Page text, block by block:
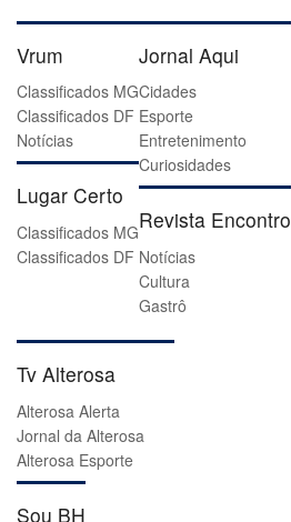
Vrum
Classificados MG
Classificados DF
Notícias
Lugar Certo
Classificados MG
Classificados DF
Jornal Aqui
Cidades
Esporte
Entretenimento
Curiosidades
Revista Encontro
Notícias
Cultura
Gastrô
Tv Alterosa
Alterosa Alerta
Jornal da Alterosa
Alterosa Esporte
Sou BH